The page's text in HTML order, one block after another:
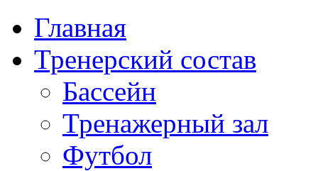
Главная
Тренерский состав
Бассейн
Тренажерный зал
Футбол